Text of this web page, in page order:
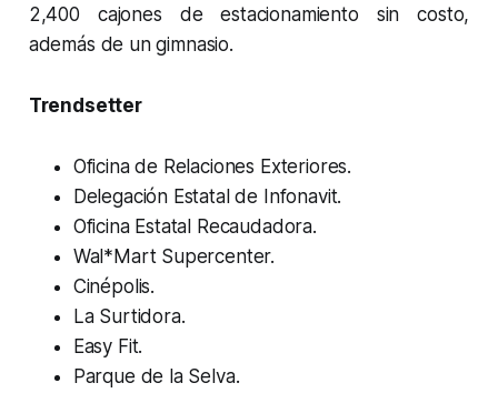
2,400 cajones de estacionamiento sin costo,
además de un gimnasio.
Trendsetter
Oficina de Relaciones Exteriores.
Delegación Estatal de Infonavit.
Oficina Estatal Recaudadora.
Wal*Mart Supercenter.
Cinépolis.
La Surtidora.
Easy Fit.
Parque de la Selva.